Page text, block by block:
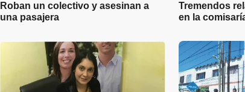
Roban un colectivo y asesinan a
una pasajera
Tremendos
en la